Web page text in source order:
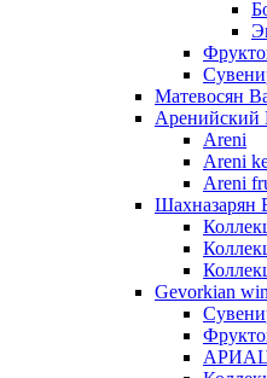
Матевосян
Аренийский
Areni
Areni
Areni
Шахназарян
Gevorkian